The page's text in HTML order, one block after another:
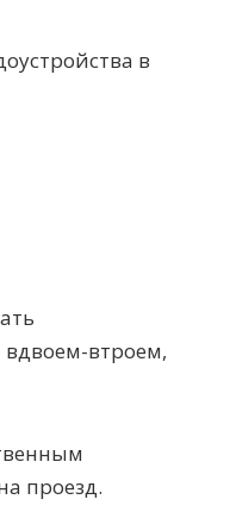
в
вдвоем-втроем,
проезд.